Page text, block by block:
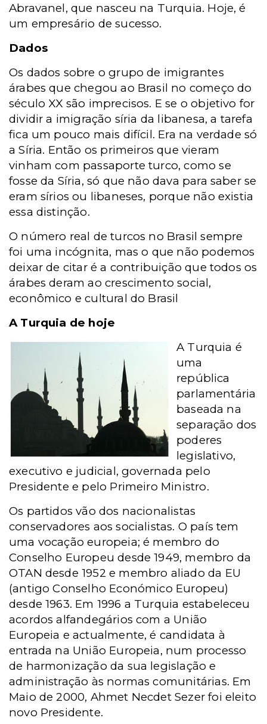
Abravanel, que nasceu na Turquia. Hoje, é
um empresário de sucesso.
Dados
Os dados sobre o grupo de imigrantes
árabes que chegou ao Brasil no começo do
século XX são imprecisos. E se o objetivo for
dividir a imigração síria da libanesa, a tarefa
fica um pouco mais difícil. Era na verdade só
a Síria. Então os primeiros que vieram
vinham com passaporte turco, como se
fosse da Síria, só que não dava para saber se
eram sírios ou libaneses, porque não existia
essa distinção.
O número real de turcos no Brasil sempre
foi uma incógnita, mas o que não podemos
deixar de citar é a contribuição que todos os
árabes deram ao crescimento social,
econômico e cultural do Brasil
A Turquia de hoje
A Turquia é
uma
república
parlamentária
baseada na
separação dos
poderes
legislativo,
executivo e judicial, governada pelo
Presidente e pelo Primeiro Ministro.
Os partidos vão dos nacionalistas
conservadores aos socialistas. O país tem
uma vocação europeia; é membro do
Conselho Europeu desde 1949, membro da
OTAN desde 1952 e membro aliado da EU
(antigo Conselho Económico Europeu)
desde 1963. Em 1996 a Turquia estabeleceu
acordos alfandegários com a União
Europeia e actualmente, é candidata à
entrada na União Europeia, num processo
de harmonização da sua legislação e
administração às normas comunitárias. Em
Maio de 2000, Ahmet Necdet Sezer foi eleito
novo Presidente.